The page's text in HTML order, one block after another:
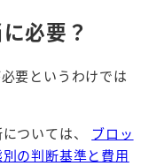
必要？
要というわけでは
ついては、 ブロッ
の判断基準と費用